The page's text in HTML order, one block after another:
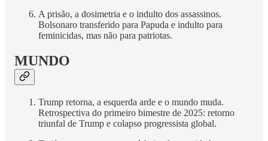
A prisão, a dosimetria e o indulto dos assassinos.
Bolsonaro transferido para Papuda e indulto para
feminicidas, mas não para patriotas.
MUNDO
Trump retorna, a esquerda arde e o mundo muda.
Retrospectiva do primeiro bimestre de 2025: retorno
triunfal de Trump e colapso progressista global.